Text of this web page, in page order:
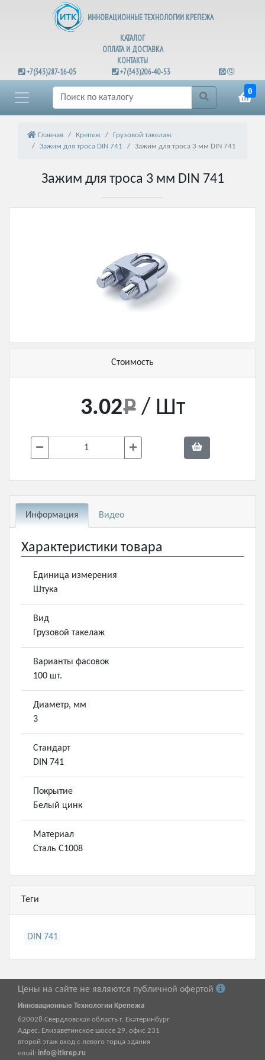
ИННОВАЦИОННЫЕ ТЕХНОЛОГИИ КРЕПЕЖА
КАТАЛОГ
ОПЛАТА И ДОСТАВКА
КОНТАКТЫ
+7(343)287-16-05
+7(343)206-40-53
0
Главная Крепеж
Грузовой такелаж
Зажим для троса DIN 741
Зажим для троса 3 мм DIN 741
Зажим для троса 3 мм DIN 741
Стоимость
3.02 / Шт
Информация Видео
Характеристики товара
Единица измерения
Штука
Вид
Грузовой такелаж
Варианты фасовок
100 шт.
Диаметр, мм
3
Стандарт
DIN 741
Покрытие
Белый цинк
Материал
Сталь С1008
Теги
DIN 741
Цены на сайте не являются публичной офертой
Инновационные Технологии Крепежа
620028 Свердловская область г. Екатеринбург
Адрес: Елизаветинское шоссе 29, офис 231
второй этаж вход с левого торца здания
email: info@itkrep.ru